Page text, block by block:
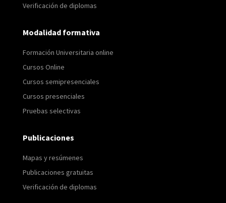
Verificación de diplomas
Modalidad formativa
Formación Universitaria online
Cursos Online
Cursos semipresenciales
Cursos presenciales
Pruebas selectivas
Publicaciones
Mapas y resúmenes
Publicaciones gratuitas
Verificación de diplomas